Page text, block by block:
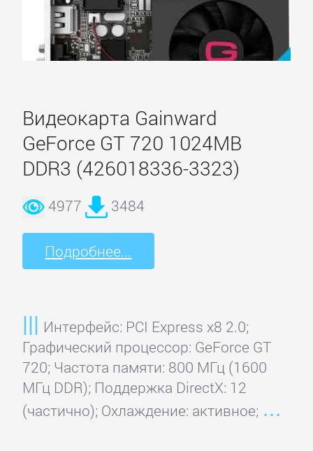
Видеокарта Gainward
GeForce GT 720 1024MB
DDR3 (426018336-3323)
4977 3484
Подробнее...
Интерфейс: PCI Express x8 2.0;
Графический процессор: GeForce GT
720; Частота памяти: 800 МГц (1600
МГц DDR); Поддержка DirectX: 12
(частично); Охлаждение: активное;
Dynamode
Genius
ST
Techsolo
Terratec